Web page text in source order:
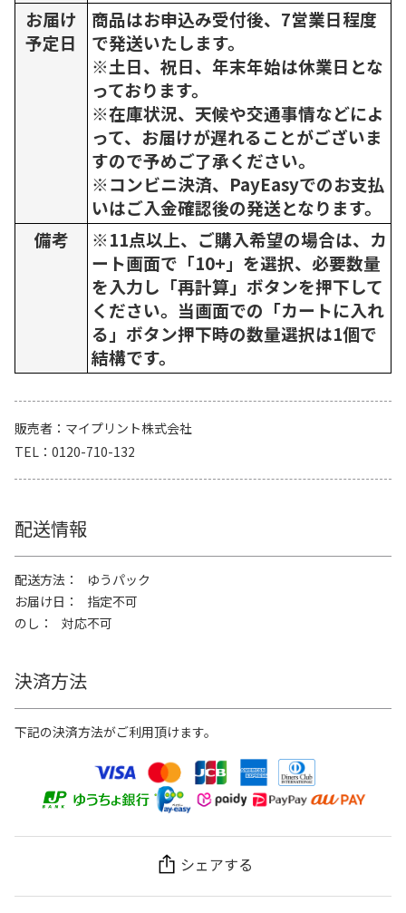
お届け
予定日
商品はお申込み受付後、7営業日程度
で発送いたします。
※土日、祝日、年末年始は休業日とな
っております。
※在庫状況、天候や交通事情などによ
って、お届けが遅れることがございま
すので予めご了承ください。
※コンビニ決済、PayEasyでのお支払
いはご入金確認後の発送となります。
備考
※11点以上、ご購入希望の場合は、カ
ート画面で「10+」を選択、必要数量
を入力し「再計算」ボタンを押下して
ください。当画面での「カートに入れ
る」ボタン押下時の数量選択は1個で
結構です。
販売者
マイプリント株式会社
TEL
0120-710-132
配送情報
配送方法
ゆうパック
お届け日
指定不可
のし
対応不可
決済方法
下記の決済方法がご利用頂けます。
シェアする